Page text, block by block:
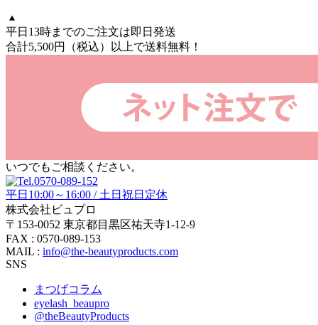
平日13時までのご注文は即日発送
合計5,500円
（税込） 以上で送料無料！
いつでもご相談ください。
平日10:00～16:00 / 土日祝日定休
株式会社ビュプロ
〒153-0052 東京都目黒区祐天寺1-12-9
FAX : 0570-089-153
MAIL : info@the-beautyproducts.com
SNS
まつげコラム
eyelash_beaupro
@theBeautyProducts